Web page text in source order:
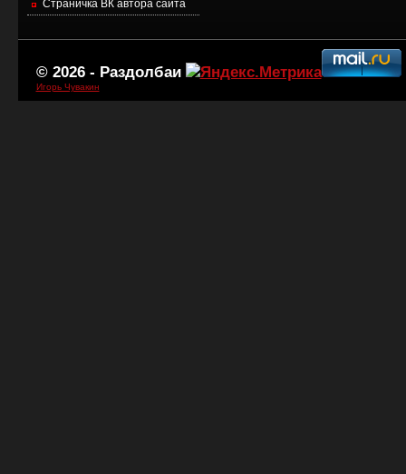
Страничка ВК автора сайта
© 2026 - Раздолбаи
Игорь Чувакин